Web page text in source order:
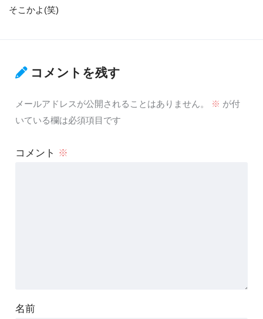
そこかよ(笑)
コメントを残す
メールアドレスが公開されることはありません。 ※ が付
いている欄は必須項目です
コメント ※
名前